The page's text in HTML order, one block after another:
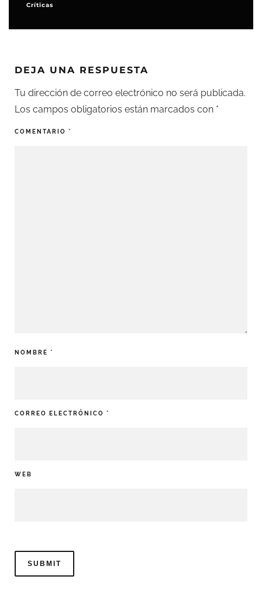
Críticas
DEJA UNA RESPUESTA
Tu dirección de correo electrónico no será publicada.
Los campos obligatorios están marcados con *
COMENTARIO *
NOMBRE *
CORREO ELECTRÓNICO *
WEB